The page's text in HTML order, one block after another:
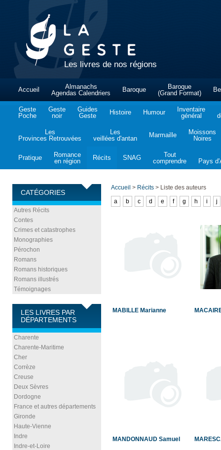
Les livres de nos régions
Accueil
Almanachs
Agendas Calendriers
Baroque
Baroque
(Grand Format)
Geste
Poche
Geste
noir
Guides
Geste
Histoire Humour
Inventaire
général
Les
Provinces Retrouvées
Les
veillées d'antan
Marmaille
Moissons
Noires
Pratique
Romance
en région
Récits SNAG
Tout
comprendre
Pays
CATÉGORIES
Autres Récits
Contes
Crimes et catastrophes
Monographies
Pérochon
Romans
Romans historiques
Romans illustrés
Témoignages
LES LIVRES PAR
DÉPARTEMENTS
Charente
Charente-Maritime
Cher
Corrèze
Creuse
Deux Sèvres
Dordogne
France et autres départements
Gironde
Haute-Vienne
Indre
Indre-et-Loire
Accueil > Récits > Liste des auteurs
a
b c d e f g h i j
MABILLE Marianne
MANDONNAUD Samuel